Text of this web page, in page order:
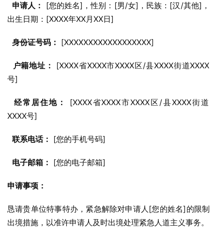
申请人：
[您的姓名]，性别：[男/女]，民族：[汉/其他]，
出生日期：[XXXX年XX月XX日]
身份证号码： [XXXXXXXXXXXXXXXXXX]
户籍地址：
[XXXX省XXXX市XXXX区/县XXXX街道XXXX
号]
经常居住地：
[XXXX省XXXX市XXXX区/县XXXX街道
XXXX号]
联系电话： [您的手机号码]
电子邮箱： [您的电子邮箱]
申请事项：
恳请贵单位特事特办，紧急解除对申请人[您的姓名]的限制
出境措施，以准许申请人及时出境处理紧急人道主义事务。